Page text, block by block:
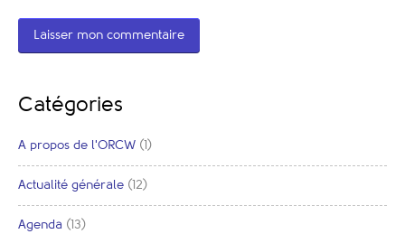
Catégories
A propos de l'ORCW (1)
Actualité générale (12)
Agenda (13)